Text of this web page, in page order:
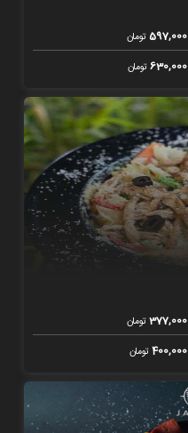
597,000تومان
630,000تومان
377,000تومان
400,000تومان